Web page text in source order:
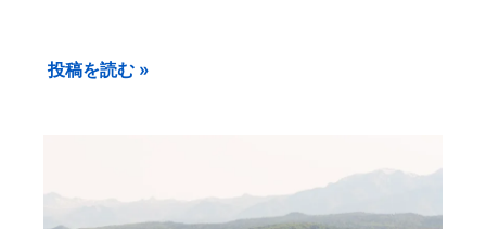
み
投稿を読む »